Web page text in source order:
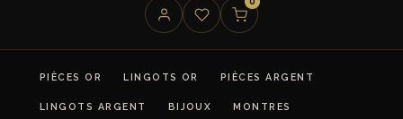
PIÈCES OR LINGOTS OR PIÈCES ARGENT
LINGOTS ARGENT BIJOUX MONTRES